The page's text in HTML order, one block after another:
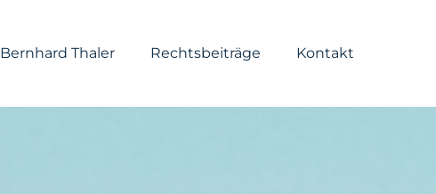
Bernhard Thaler Rechtsbeiträge Kontakt